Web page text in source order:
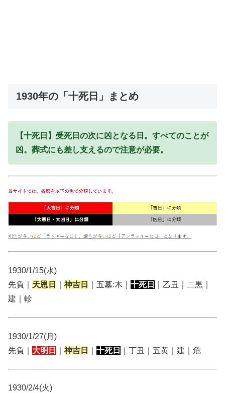
1930年の「十死日」まとめ
【十死日】受死日の次に凶となる日。すべてのことが
凶。葬式にも差し支えるので注意が必要。
1930/1/15(水)
先負｜ 天恩日 神吉日 ｜五墓:木｜ 十死日
｜乙丑｜二黒｜
建｜軫
1930/1/27(月)
先負｜ 大明日 神吉日 十死日 ｜丁丑｜五黄｜建｜危
1930/2/4(火)